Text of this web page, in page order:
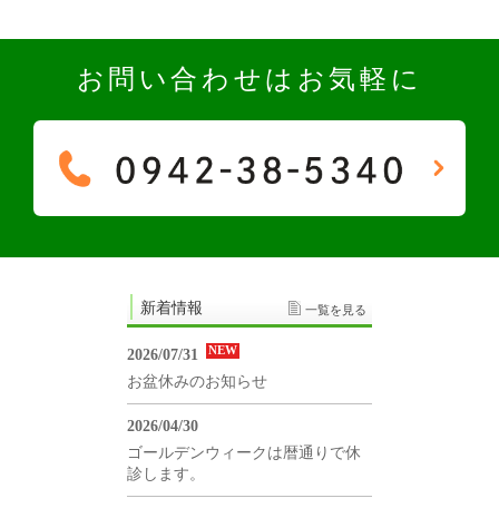
お問い合わせはお気軽に
新着情報 一覧を見る
2026/07/31 NEW
お盆休みのお知らせ
2026/04/30
ゴールデンウィークは暦通りで休
診します。